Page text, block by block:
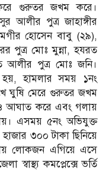
গুরুতর জখম করে।
আলীর পুত্র জাহাঙ্গীর
হোসেন বাবু (২৯),
পুত্র মোঃ মুন্না, হযরত
পুত্র মোঃ জনি।
হামলার সময় ১নং
ঘুষি মেরে গুরুতর জখম
আঘাত করে এবং গলায়
এসময় ৫নং অভিযুক্ত
৩০০ টাকা ছিনিয়ে
লোকজন এগিয়ে এসে
স্বাস্থ্য কমপ্লেক্সে ভর্তি